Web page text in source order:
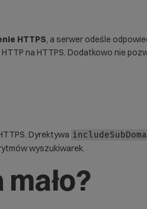
HTTPS, a serwer odeśle
na HTTPS. Dodatkowo nie
Dyrektywa
wyszukiwarek.